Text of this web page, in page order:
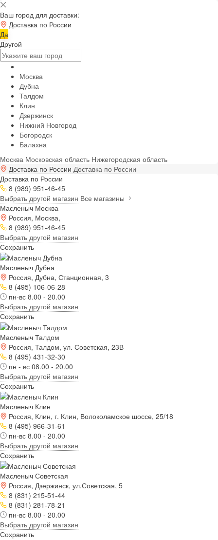
Ваш город для доставки:
Доставка по России
Да
Другой
Москва
Дубна
Талдом
Клин
Дзержинск
Нижний Новгород
Богородск
Балахна
Москва Московская область Нижегородская область
Доставка по России Доставка по России
Доставка по России
8 (989) 951-46-45
Выбрать другой магазин Все магазины
Масленыч Москва
Россия, Москва,
8 (989) 951-46-45
Выбрать другой магазин
Сохранить
Масленыч Дубна
Россия, Дубна, Станционная, 3
8 (495) 106-06-28
пн-вс 8.00 - 20.00
Выбрать другой магазин
Сохранить
Масленыч Талдом
Россия, Талдом, ул. Советская, 23В
8 (495) 431-32-30
пн - вс 08.00 - 20.00
Выбрать другой магазин
Сохранить
Масленыч Клин
Россия, Клин, г. Клин, Волоколамское шоссе, 25/18
8 (495) 966-31-61
пн-вс 8.00 - 20.00
Выбрать другой магазин
Сохранить
Масленыч Советская
Россия, Дзержинск, ул.Советская, 5
8 (831) 215-51-44
8 (831) 281-78-21
пн-вс 8.00 - 20.00
Выбрать другой магазин
Сохранить